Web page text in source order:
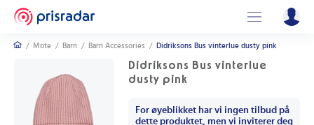
/ Mote / Barn / Barn Accessories / Didriksons Bus vinterlue dusty pink
Didriksons Bus vinterlue
dusty pink
For øyeblikket har vi ingen tilbud på
dette produktet, men vi inviterer deg